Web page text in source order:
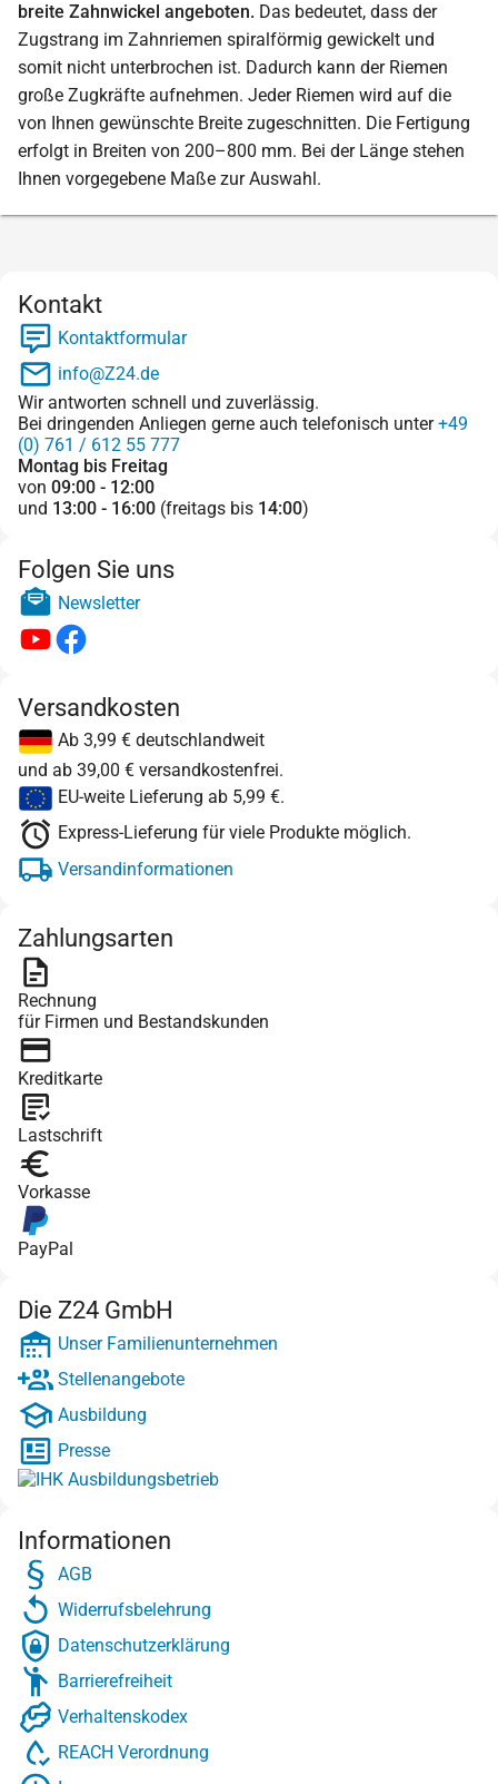
breite Zahnwickel angeboten. Das bedeutet, dass der
Zugstrang im Zahnriemen spiralförmig gewickelt und
somit nicht unterbrochen ist. Dadurch kann der Riemen
große Zugkräfte aufnehmen. Jeder Riemen wird auf die
von Ihnen gewünschte Breite zugeschnitten. Die Fertigung
erfolgt in Breiten von 200–800 mm. Bei der Länge stehen
Ihnen vorgegebene Maße zur Auswahl.
Kontakt
Kontaktformular
info@Z24.de
Wir antworten schnell und zuverlässig.
Bei dringenden Anliegen gerne auch telefonisch unter+49
(0) 761 / 612 55 777
Montag bis Freitag
von 09:00 - 12:00
und 13:00 - 16:00 (freitags bis 14:00)
Folgen Sie uns
Newsletter
Versandkosten
Ab 3,99 € deutschlandweit
und ab 39,00 € versandkostenfrei.
EU-weite Lieferung ab 5,99 €.
Express-Lieferung für viele Produkte möglich.
Versandinformationen
Zahlungsarten
Rechnung
für Firmen und Bestandskunden
Kreditkarte
Lastschrift
Vorkasse
PayPal
Die Z24 GmbH
Unser Familienunternehmen
Stellenangebote
Ausbildung
Presse
Informationen
AGB
Widerrufsbelehrung
Datenschutzerklärung
Barrierefreiheit
Verhaltenskodex
REACH Verordnung